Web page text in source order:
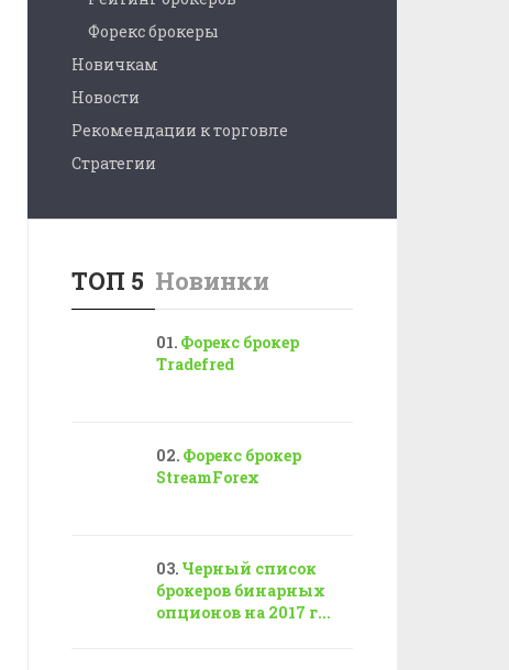
Форекс брокеры
Новичкам
Новости
Рекомендации к торговле
Стратегии
ТОП 5 Новинки
Форекс брокер
Tradefred
Форекс брокер
StreamForex
Черный список
брокеров бинарных
опционов на 2017 г...